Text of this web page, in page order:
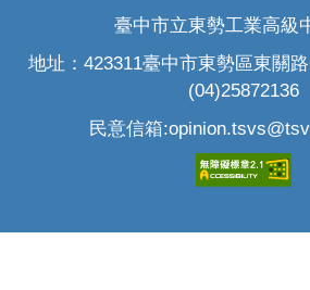
臺中市立東勢工業高級
地址：423311臺中市東勢區東關
(04)25872136
民意信箱